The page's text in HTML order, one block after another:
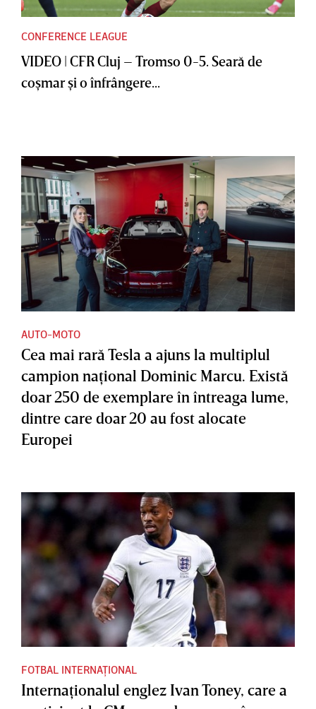
CONFERENCE LEAGUE
VIDEO | CFR Cluj – Tromso 0-5. Seară de
coşmar şi o înfrângere...
AUTO-MOTO
Cea mai rară Tesla a ajuns la multiplul
campion naţional Dominic Marcu. Există
doar 250 de exemplare în întreaga lume,
dintre care doar 20 au fost alocate
Europei
FOTBAL INTERNAȚIONAL
Internaţionalul englez Ivan Toney, care a